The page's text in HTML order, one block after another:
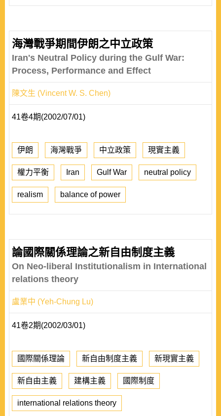
海灣戰爭期間伊朗之中立政策
Iran's Neutral Policy during the Gulf War:
Process, Performance and Effect
陳文生 (Vincent W. S. Chen)
41卷4期(2002/07/01)
伊朗 海灣戰爭 中立政策 現實主義
權力平衡 Iran Gulf War neutral policy
realism balance of power
論國際關係理論之新自由制度主義
On Neo-liberal Institutionalism in International
relations theory
盧業中 (Yeh-Chung Lu)
41卷2期(2002/03/01)
國際關係理論 新自由制度主義 新現實主義
新自由主義 建構主義 國際制度
international relations theory